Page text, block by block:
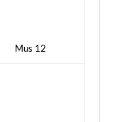
Mus 12